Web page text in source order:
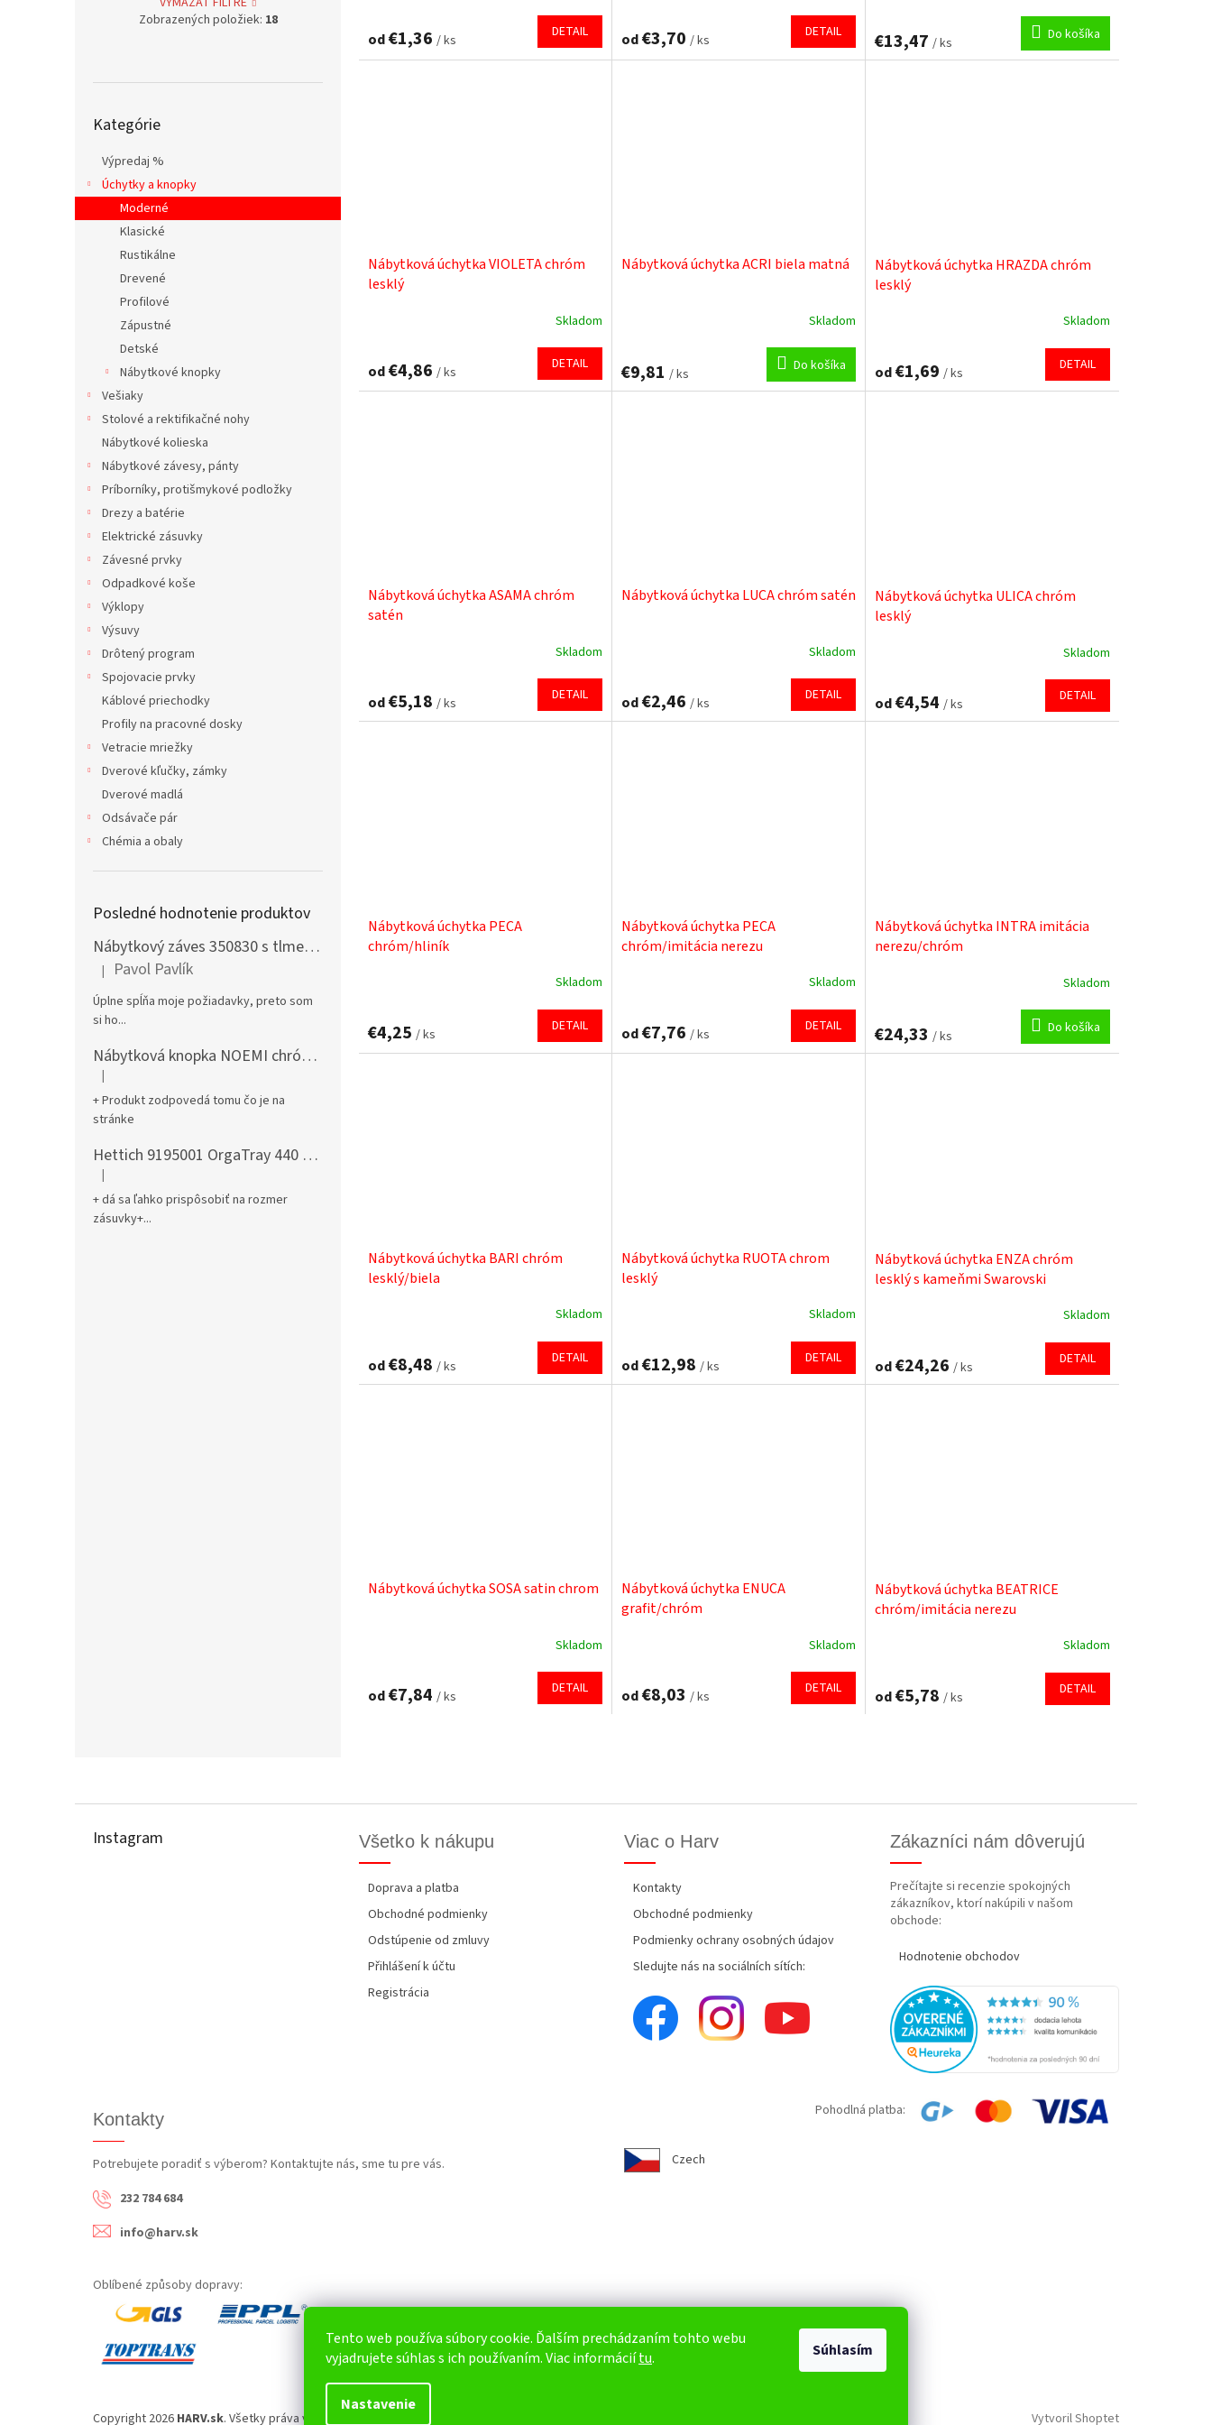
Tento web používa súbory cookie. Ďalším prechádzaním tohto webu
vyjadrujete súhlas s ich používaním. Viac informáciítu.
Nastavenie
Súhlasím
Zobrazených položiek: 18
kategórie
Kategórie
Výpredaj %
Úchytky a knopky
Moderné
Klasické
Rustikálne
Drevené
Profilové
Zápustné
Detské
Nábytkové knopky
Vešiaky
Stolové a rektifikačné nohy
Nábytkové kolieska
Nábytkové závesy, pánty
Príborníky, protišmykové podložky
Drezy a batérie
Elektrické zásuvky
Závesné prvky
Odpadkové koše
Výklopy
Výsuvy
Drôtený program
Spojovacie prvky
Káblové priechodky
Profily na pracovné dosky
Vetracie mriežky
Dverové kľučky, zámky
Dverové madlá
Odsávače pár
Chémia a obaly
Posledné hodnotenie produktov
Nábytkový záves 350830 s tlmením naložený + podložka H0 na vrut
Hodnotenie produktu je 5 z 5 hviezdičiek.
| Pavol Pavlík
Úplne spĺňa moje požiadavky, preto som
si ho...
Nábytková knopka NOEMI chróm satén
Hodnotenie produktu je 5 z 5 hviezdičiek.
|
+ Produkt zodpovedá tomu čo je na
stránke
Hettich 9195001 OrgaTray 440 701-800/441-520 mm antracit
Hodnotenie produktu je 5 z 5 hviezdičiek.
|
+ dá sa ľahko prispôsobiť na rozmer
zásuvky+...
je
5,0
od€1,36 / ks DETAIL od€3,70 / ks DETAIL €13,47 / ks Do košíka
Nábytková úchytka VIOLETA chróm
lesklý
Skladom
od€4,86 / ks DETAIL
Nábytková úchytka ACRI biela matná
Skladom
€9,81 / ks Do košíka
Nábytková úchytka HRAZDA chróm
lesklý
je
5,0
Skladom
od€1,69 / ks DETAIL
Nábytková úchytka ASAMA chróm
satén
Skladom
od€5,18 / ks DETAIL
Nábytková úchytka LUCA chróm satén
je
4,0
Skladom
od€2,46 / ks DETAIL
Nábytková úchytka ULICA chróm
lesklý
je
5,0
Skladom
od€4,54 / ks DETAIL
Nábytková úchytka PECA
chróm/hliník
Skladom
€4,25 / ks DETAIL
Nábytková úchytka PECA
chróm/imitácia nerezu
Skladom
od€7,76 / ks DETAIL
Nábytková úchytka INTRA imitácia
nerezu/chróm
Skladom
€24,33 / ks Do košíka
Nábytková úchytka BARI chróm
lesklý/biela
Skladom
od€8,48 / ks DETAIL
Nábytková úchytka RUOTA chrom
lesklý
Skladom
od€12,98 / ks DETAIL
Nábytková úchytka ENZA chróm
lesklý s kameňmi Swarovski
je
5,0
Skladom
od€24,26 / ks DETAIL
Nábytková úchytka SOSA satin chrom
Skladom
od€7,84 / ks DETAIL
Nábytková úchytka ENUCA
grafit/chróm
je
Skladom
od€8,03 / ks DETAIL
Nábytková úchytka BEATRICE
chróm/imitácia nerezu
Skladom
od€5,78 / ks DETAIL
d
r
k
y
ý
p
i
Instagram Všetko k nákupu
Doprava a platba
Obchodné podmienky
Odstúpenie od zmluvy
Přihlášení k účtu
Registrácia
Viac o Harv
Kontakty
Obchodné podmienky
Podmienky ochrany osobných údajov
Sledujte nás na sociálních sítích:
Zákazníci nám dôverujú
Prečítajte si recenzie spokojných
zákazníkov, ktorí nakúpili v našom
obchode:
Hodnotenie obchodov
Kontakty
Potrebujete poradiť s výberom? Kontaktujte nás, sme tu pre vás.
232 784 684
info@harv.sk
Pohodlná platba:
Czech
Oblíbené způsoby dopravy:
Vytvoril Shoptet
Copyright 2026 HARV.sk. Všetky práva vyhradené.